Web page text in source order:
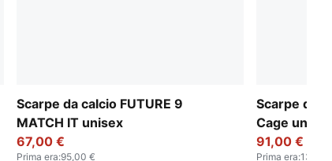
Scarpe da calcio FUTURE 9
MATCH IT unisex
67,00 €
Prima era:95,00 €
Scarpe da
Cage unisex
91,00 €
Prima era: